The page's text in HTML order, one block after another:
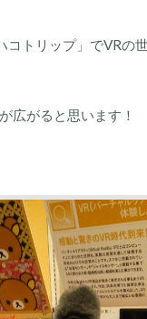
コトリップ」でVRの
広がると思います！